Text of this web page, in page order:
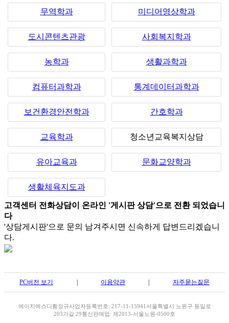
무역학과 미디어영상학과
도시콘텐츠관광 사회복지학과
농학과 생활과학과
컴퓨터과학과 통계데이터과학과
보건환경안전학과 간호학과
교육학과 청소년교육복지상담
유아교육과 문화교양학과
생활체육지도과
고객센터 전화상담이 온라인 '게시판 상담'으로 전환 되었습니
다
'상담게시판'으로 문의 남겨주시면 신속하게 답변드리겠습니
다.
PC버전 보기 이용약관 자주묻는질문
에이치에스디황정규사업자등록번호: 217-11-15941 서울특별시 노원구 동일로
203가길 29통신판매업: 제2013-서울노원-0500호